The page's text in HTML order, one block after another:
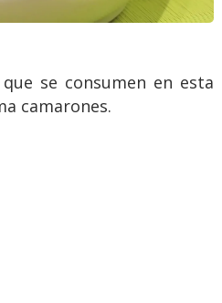
se consumen en esta
camarones.